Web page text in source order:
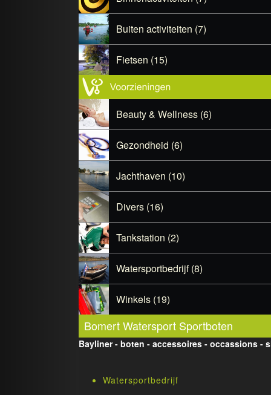
Buiten activiteiten (7)
Fietsen (15)
Beauty & Wellness (6)
Gezondheid (6)
Jachthaven (10)
Divers (16)
Tankstation (2)
Watersportbedrijf (8)
Winkels (19)
Bomert Watersport Sportboten
Bayliner - boten - accessoires - occassions -
Watersportbedrijf